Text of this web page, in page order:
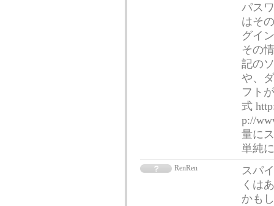
パス
はそ
グイ
その
記の
や、
フト
式
p://
量に
単純
RenRen
スパ
くは
かも